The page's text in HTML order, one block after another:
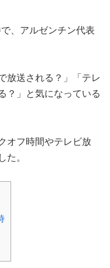
、アルゼンチン代表
放送される？」「テレ
？」と気になっている
オフ時間やテレビ放
た。